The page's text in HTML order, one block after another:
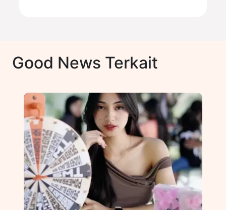
Good News Terkait